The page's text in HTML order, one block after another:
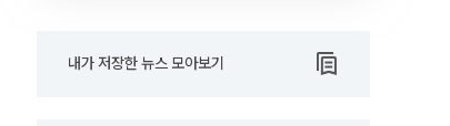
내가 저장한 뉴스 모아보기